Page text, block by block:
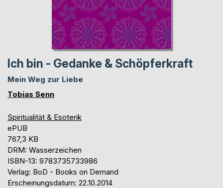
Ich bin - Gedanke & Schöpferkraft
Mein Weg zur Liebe
Tobias Senn
Spiritualität & Esoterik
ePUB
767,3 KB
DRM: Wasserzeichen
ISBN-13: 9783735733986
Verlag: BoD - Books on Demand
Erscheinungsdatum: 22.10.2014